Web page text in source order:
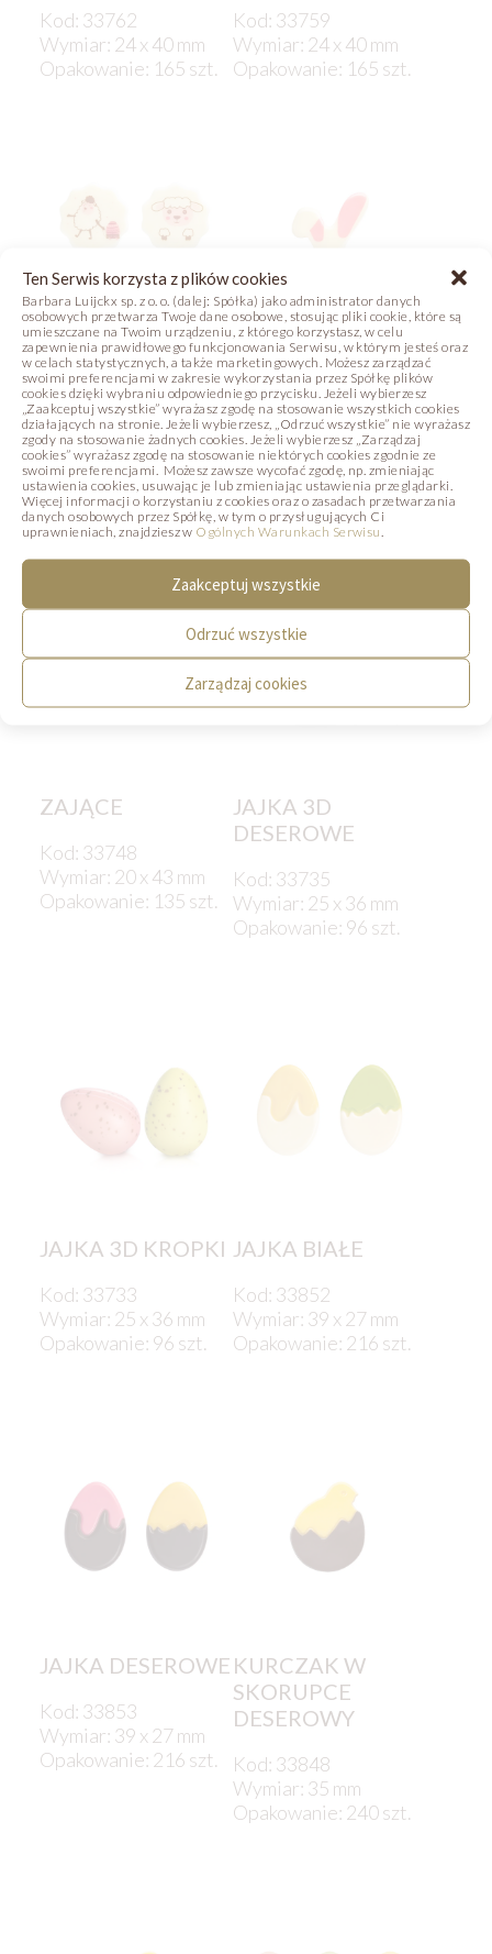
Ten Serwis korzysta z plików cookies
Barbara Luijckx sp. z o. o. (dalej: Spółka) jako administrator danych
osobowych przetwarza Twoje dane osobowe, stosując pliki cookie, które są
umieszczane na Twoim urządzeniu, z którego korzystasz, w celu
zapewnienia prawidłowego funkcjonowania Serwisu, w którym jesteś oraz
w celach statystycznych, a także marketingowych. Możesz zarządzać
swoimi preferencjami w zakresie wykorzystania przez Spółkę plików
cookies dzięki wybraniu odpowiedniego przycisku. Jeżeli wybierzesz
„Zaakceptuj wszystkie” wyrażasz zgodę na stosowanie wszystkich cookies
działających na stronie. Jeżeli wybierzesz, „Odrzuć wszystkie” nie wyrażasz
zgody na stosowanie żadnych cookies. Jeżeli wybierzesz „Zarządzaj
cookies” wyrażasz zgodę na stosowanie niektórych cookies zgodnie ze
swoimi preferencjami. Możesz zawsze wycofać zgodę, np. zmieniając
ustawienia cookies, usuwając je lub zmieniając ustawienia przeglądarki.
Więcej informacji o korzystaniu z cookies oraz o zasadach przetwarzania
danych osobowych przez Spółkę, w tym o przysługujących Ci
uprawnieniach, znajdziesz w Ogólnych Warunkach Serwisu
Zaakceptuj wszystkie
Odrzuć wszystkie
Zarządzaj cookies
Kod: 33762
Wymiar: 24 x 40 mm
Opakowanie: 165 szt.
Kod: 33759
Wymiar: 24 x 40 mm
Opakowanie: 165 szt.
OWIECZKI
Kod: 33749
Wymiar: 37 mm
Opakowanie: 105 szt.
KRÓLICZEK
Kod: 33747
Wymiar: 29 x 38 mm
Opakowanie: 135 szt.
ZAJĄCE
Kod: 33748
Wymiar: 20 x 43 mm
Opakowanie: 135 szt.
JAJKA 3D
DESEROWE
Kod: 33735
Wymiar: 25 x 36 mm
Opakowanie: 96 szt.
JAJKA 3D KROPKI
Kod: 33733
Wymiar: 25 x 36 mm
Opakowanie: 96 szt.
JAJKA BIAŁE
Kod: 33852
Wymiar: 39 x 27 mm
Opakowanie: 216 szt.
JAJKA DESEROWE
Kod: 33853
Wymiar: 39 x 27 mm
Opakowanie: 216 szt.
KURCZAK W
SKORUPCE
DESEROWY
Kod: 33848
Wymiar: 35 mm
Opakowanie: 240 szt.